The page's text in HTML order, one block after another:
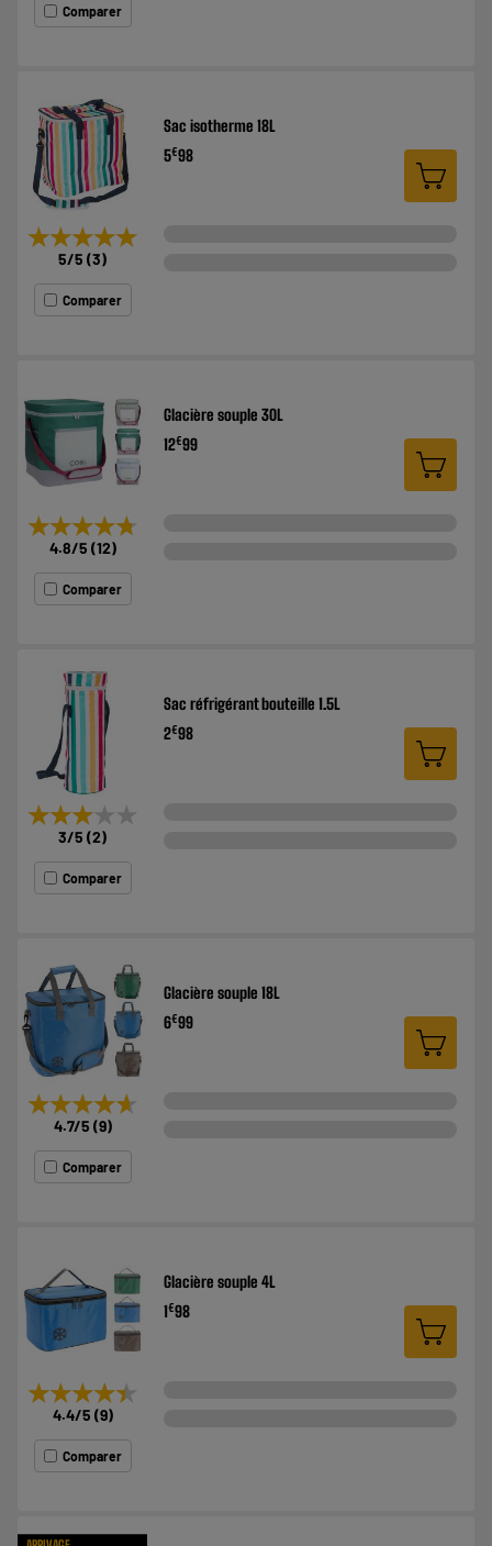
Comparer
★★★★★
★★★★★
5/5 (3)
Comparer
Sac isotherme 18L
5€98
★★★★★
★★★★★
4.8/5 (12)
Comparer
Glacière souple 30L
12€99
★★★★★
★★★★★
3/5 (2)
Comparer
Sac réfrigérant bouteille 1.5L
2€98
★★★★★
★★★★★
4.7/5 (9)
Comparer
Glacière souple 18L
6€99
★★★★★
★★★★★
4.4/5 (9)
Comparer
Glacière souple 4L
1€98